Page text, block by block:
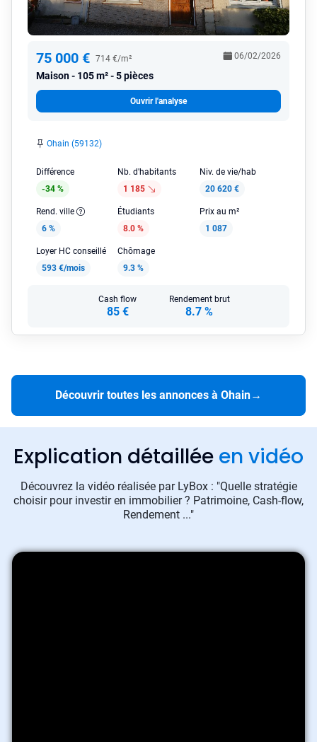
75 000 € 714 €/m²
Maison 105 m² - 5 pièces
06/02/2026
Ouvrir l'analyse
Ohain (59132)
Différence
-34 %
Nb. d'habitants
1 185
Niv. de vie/hab
20 620 €
Rend. ville
6 %
Étudiants
8.0 %
Prix au m²
1 087
Loyer HC conseillé
593 €/mois
Chômage
9.3 %
Cash flow
85 €
Rendement brut
8.7 %
Découvrir toutes les annonces à Ohain→
Explication détaillée en vidéo
Découvrez la vidéo réalisée par LyBox : "Quelle stratégie
choisir pour investir en immobilier ? Patrimoine, Cash-flow,
Rendement ..."